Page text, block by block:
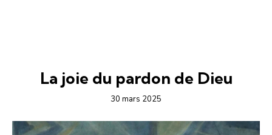
La joie du pardon de Dieu
30 mars 2025